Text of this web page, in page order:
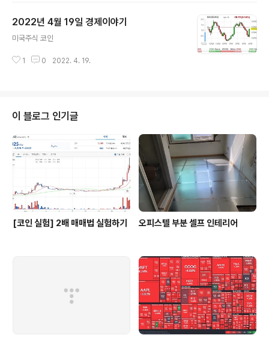
2022년 4월 19일 경제이야기
미국주식 코인
1 0 2022. 4. 19.
이 블로그 인기글
[코인 실험] 2배 매매법 실험하기 오피스텔 부분 셀프 인테리어